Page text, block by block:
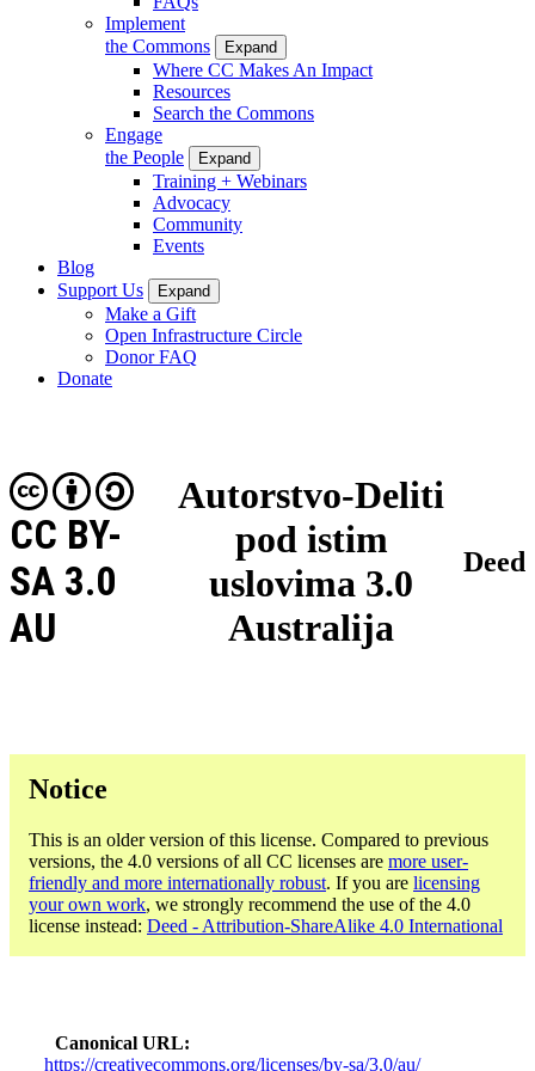
Implement
the Commons
Expand
Where CC Makes An Impact
Resources
Search the Commons
Engage
the People
Expand
Training + Webinars
Advocacy
Community
Events
Blog
Support Us
Expand
Make a Gift
Open Infrastructure Circle
Donor FAQ
Donate
Autorstvo-Deliti
pod istim
uslovima 3.0
Australija
CC BY-
SA 3.0
AU
Deed
Notice
This is an older version of this license. Compared to previous
versions, the 4.0 versions of all CC licenses are more user-
friendly and more internationally robust. If you are licensing
your own work, we strongly recommend the use of the 4.0
license instead: Deed - Attribution-ShareAlike 4.0 International
Canonical URL
https://creativecommons.org/licenses/by-sa/3.0/au/